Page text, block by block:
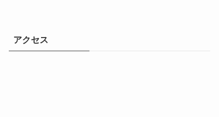
アクセス